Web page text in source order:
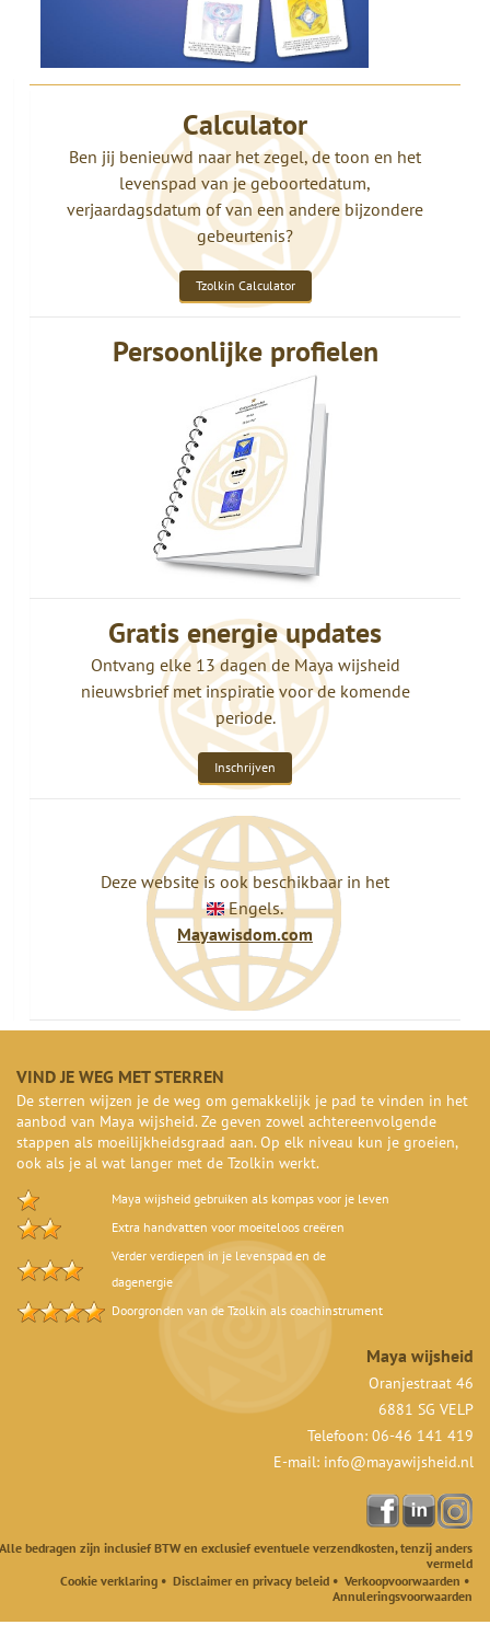
Calculator
Ben jij benieuwd naar het zegel, de toon en het
levenspad van je geboortedatum,
verjaardagsdatum of van een andere bijzondere
gebeurtenis?
Tzolkin Calculator
Persoonlijke profielen
Gratis energie updates
Ontvang elke 13 dagen de Maya wijsheid
nieuwsbrief met inspiratie voor de komende
periode.
Inschrijven
Deze website is ook beschikbaar in het
Engels.
Mayawisdom.com
VIND JE WEG MET STERREN
De sterren wijzen je de weg om gemakkelijk je pad te vinden in het
aanbod van Maya wijsheid. Ze geven zowel achtereenvolgende
stappen als moeilijkheidsgraad aan. Op elk niveau kun je groeien,
ook als je al wat langer met de Tzolkin werkt.
Maya wijsheid gebruiken als kompas voor je leven
Extra handvatten voor moeiteloos creëren
Verder verdiepen in je levenspad en de
dagenergie
Doorgronden van de Tzolkin als coachinstrument
Maya wijsheid
Oranjestraat 46
6881 SG VELP
Telefoon: 06-46 141 419
E-mail: info@mayawijsheid.nl
Alle bedragen zijn inclusief BTW en exclusief eventuele verzendkosten, tenzij anders
vermeld
Cookie verklaring • Disclaimer en privacy beleid • Verkoopvoorwaarden •
Annuleringsvoorwaarden